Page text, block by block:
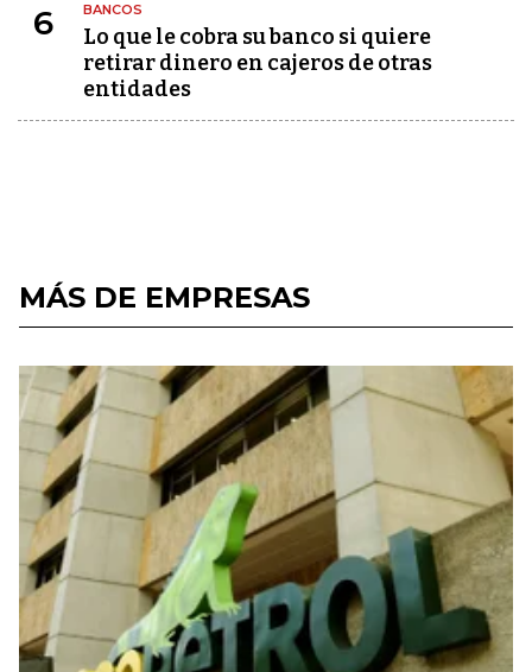
6 BANCOS
Lo que le cobra su banco si quiere
retirar dinero en cajeros de otras
entidades
MÁS DE EMPRESAS